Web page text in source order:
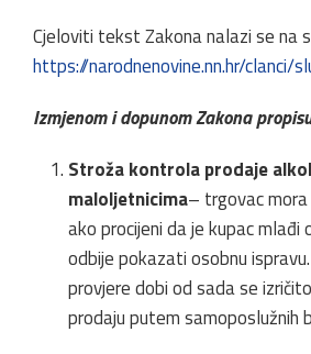
Cjeloviti tekst Zakona nalazi se na
https://narodnenovine.nn.hr/
Izmjenom i dopunom Zakona
Stroža kontrola prodaje
maloljetnicima– trgovac
ako procijeni da je kupac mlađi
odbije pokazati osobnu
provjere dobi od sada se
prodaju putem samoposlužnih